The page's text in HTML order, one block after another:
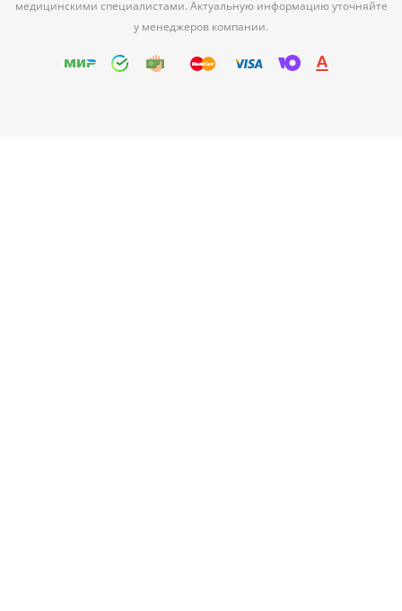
медицинскими специалистами. Актуальную информацию уточняйте
у менеджеров компании.